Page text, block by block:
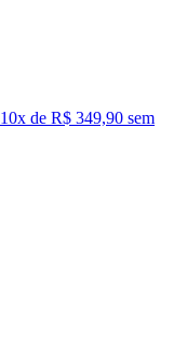
10x de R$ 349,90 sem